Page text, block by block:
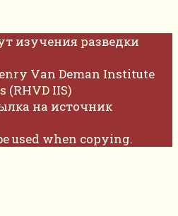
изучения разведки
Van Deman Institute
(RHVD IIS)
на источник
used when copying.